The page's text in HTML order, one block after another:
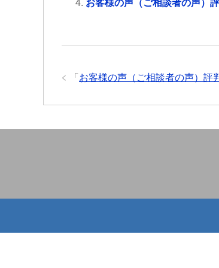
お客様の声（ご相談者の声）
「 お客様の声（ご相談者の声）評